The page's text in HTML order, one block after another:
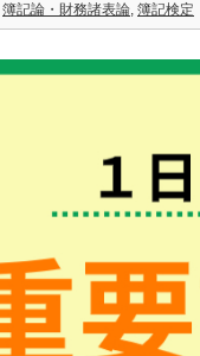
簿記論・財務諸表論, 簿記検定